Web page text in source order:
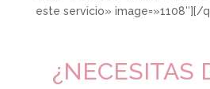
este servicio» image=»1108″][/
¿NECESITAS